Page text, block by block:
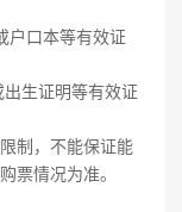
户口本等有效证
生证明等有效证
制，不能保证能
票情况为准。